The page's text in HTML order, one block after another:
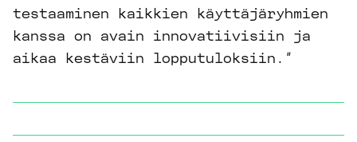
testaaminen kaikkien käyttäjäryhmien
kanssa on avain innovatiivisiin ja
aikaa kestäviin lopputuloksiin.”